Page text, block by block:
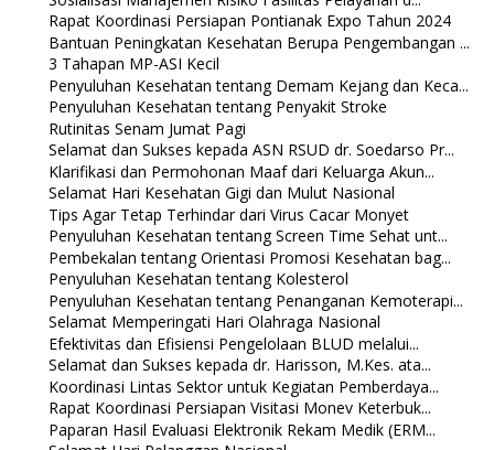
Rapat Koordinasi Persiapan Pontianak Expo Tahun 2024
Bantuan Peningkatan Kesehatan Berupa Pengembangan ...
3 Tahapan MP-ASI Kecil
Penyuluhan Kesehatan tentang Demam Kejang dan Keca...
Penyuluhan Kesehatan tentang Penyakit Stroke
Rutinitas Senam Jumat Pagi
Selamat dan Sukses kepada ASN RSUD dr. Soedarso Pr...
Klarifikasi dan Permohonan Maaf dari Keluarga Akun...
Selamat Hari Kesehatan Gigi dan Mulut Nasional
Tips Agar Tetap Terhindar dari Virus Cacar Monyet
Penyuluhan Kesehatan tentang Screen Time Sehat unt...
Pembekalan tentang Orientasi Promosi Kesehatan bag...
Penyuluhan Kesehatan tentang Kolesterol
Penyuluhan Kesehatan tentang Penanganan Kemoterapi...
Selamat Memperingati Hari Olahraga Nasional
Efektivitas dan Efisiensi Pengelolaan BLUD melalui...
Selamat dan Sukses kepada dr. Harisson, M.Kes. ata...
Koordinasi Lintas Sektor untuk Kegiatan Pemberdaya...
Rapat Koordinasi Persiapan Visitasi Monev Keterbuk...
Paparan Hasil Evaluasi Elektronik Rekam Medik (ERM...